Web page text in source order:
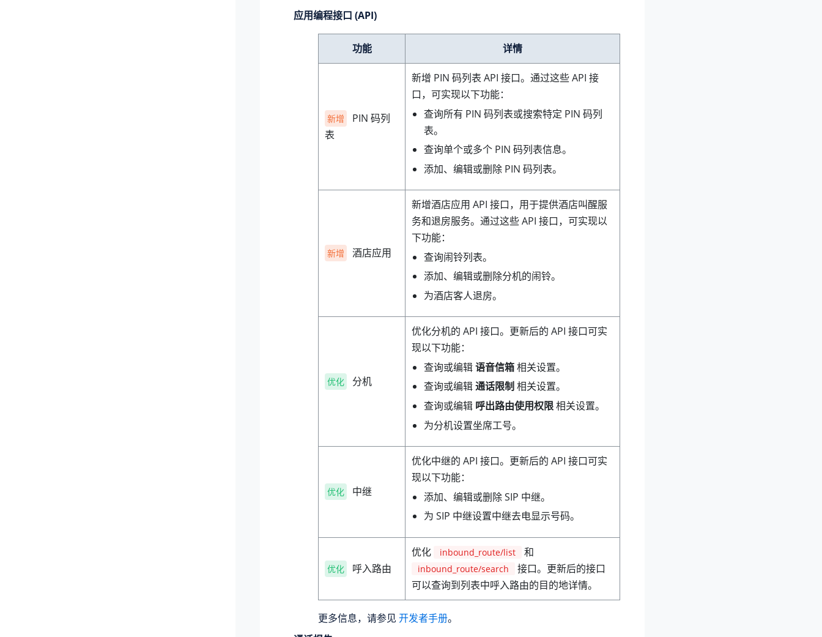
应用编程接口 (API)
功能 详情
新增
PIN 码列
表
新增 PIN 码列表 API 接口。通过这些 API 接
口，可实现以下功能：
查询所有 PIN 码列表或搜索特定 PIN 码列
表。
查询单个或多个 PIN 码列表信息。
添加、编辑或删除 PIN 码列表。
新增 酒店应用
新增酒店应用 API 接口，用于提供酒店叫醒服
务和退房服务。通过这些 API 接口，可实现以
下功能：
查询闹铃列表。
添加、编辑或删除分机的闹铃。
为酒店客人退房。
优化 分机
优化分机的 API 接口。更新后的 API 接口可实
现以下功能：
查询或编辑语音信箱相关设置。
查询或编辑通话限制 相关设置。
查询或编辑 呼出路由使用权限相关设置。
为分机设置坐席工号。
优化 中继
优化中继的 API 接口。更新后的 API 接口可实
现以下功能：
添加、编辑或删除 SIP 中继。
为 SIP 中继设置中继去电显示号码。
优化 呼入路由
优化 inbound_route/list 和
inbound_route/search
接口。更新后的接口
可以查询到列表中呼入路由的目的地详情。
更多信息，请参见 开发者手册。